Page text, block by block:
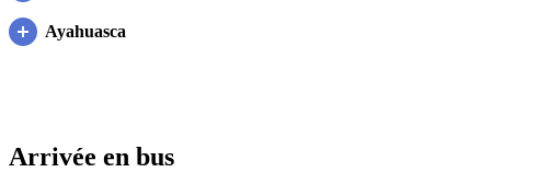
Ayahuasca
Arrivée en bus